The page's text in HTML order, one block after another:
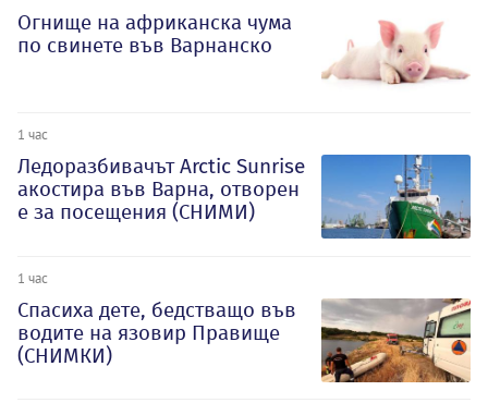
Огнище на африканска чума
по свинете във Варнанско
1 час
Ледоразбивачът Arctic Sunrise
акостира във Варна, отворен
е за посещения (СНИМИ)
1 час
Спасиха дете, бедстващо във
водите на язовир Правище
(СНИМКИ)